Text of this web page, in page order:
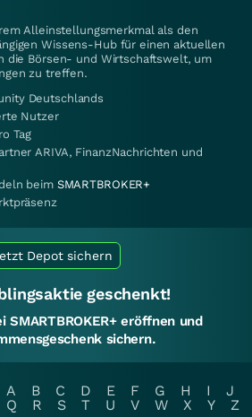
Alleinstellungsmerkmal als den
Wissens-Hub für einen aktuellen
die Börsen- und Wirtschaftswelt, um
zu treffen.
Deutschlands
Nutzer
Tag
ARIVA, FinanzNachrichten und
beim SMARTBROKER+
Depot sichern
geschenkt!
eröffnen und
sichern.
A B C D E F G H I
J
Q R S T U V W X Y
Z